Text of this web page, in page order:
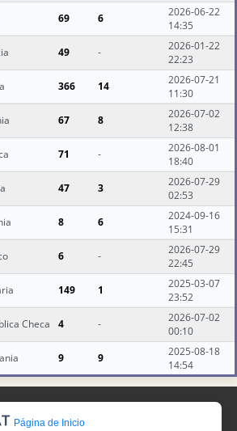
69 6
2026-06-22
14:35
49 -
2026-01-22
22:23
366 14
2026-07-21
11:30
67 8
2026-07-02
12:38
71 -
2026-08-01
18:40
47 3
2026-07-29
02:53
8 6
2024-09-16
15:31
6 -
2026-07-29
22:45
149 1
2025-03-07
23:52
Checa 4 -
2026-07-02
00:10
9 9
2025-08-18
14:54
Página de Inicio